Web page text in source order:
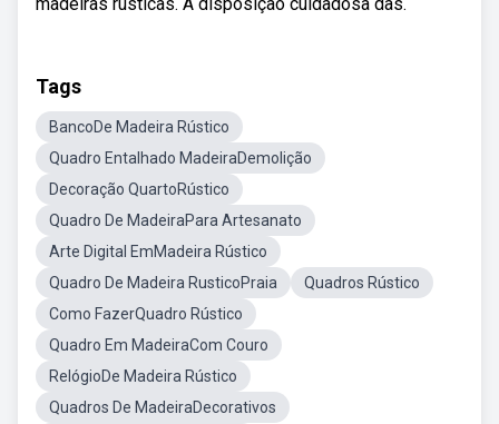
Tags
BancoDe Madeira Rústico
Quadro Entalhado MadeiraDemolição
Decoração QuartoRústico
Quadro De MadeiraPara Artesanato
Arte Digital EmMadeira Rústico
Quadro De Madeira RusticoPraia
Quadros Rústico
Como FazerQuadro Rústico
Quadro Em MadeiraCom Couro
RelógioDe Madeira Rústico
Quadros De MadeiraDecorativos